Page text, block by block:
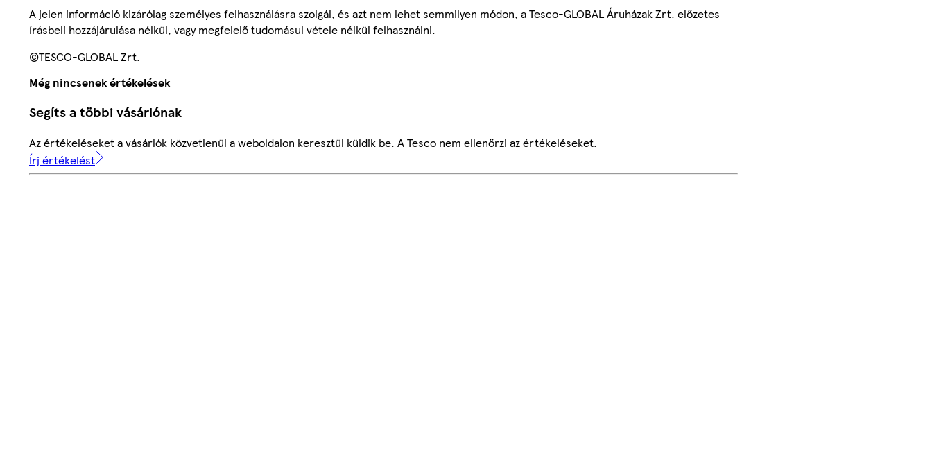
A jelen információ kizárólag személyes felhasználásra szolgál, és azt nem lehet semmilyen módon, a Tesco-GLOBAL Áruházak Zrt. előzetes
írásbeli hozzájárulása nélkül, vagy megfelelő tudomásul vétele nélkül felhasználni.
©TESCO-GLOBAL Zrt.
Még nincsenek értékelések
Segíts a többi vásárlónak
Az értékeléseket a vásárlók közvetlenül a weboldalon keresztül küldik be. A Tesco nem ellenőrzi az értékeléseket.
Írj értékelést